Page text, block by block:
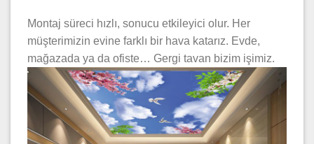
Montaj süreci hızlı, sonucu etkileyici olur. Her
müşterimizin evine farklı bir hava katarız. Evde,
mağazada ya da ofiste… Gergi tavan bizim işimiz.